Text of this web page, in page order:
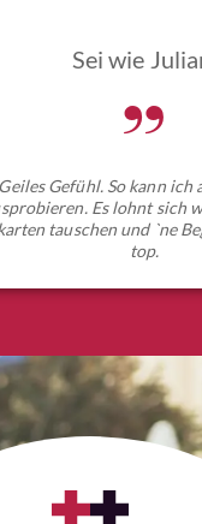
Sei wie„
Geiles Gefühl. So kann ich
Es lohnt sich
tauschen und `ne
top.